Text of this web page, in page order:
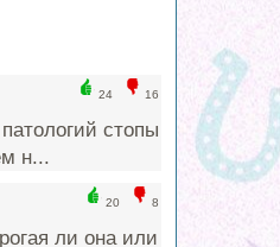
24 16
стопы
н...
20 8
ли она или